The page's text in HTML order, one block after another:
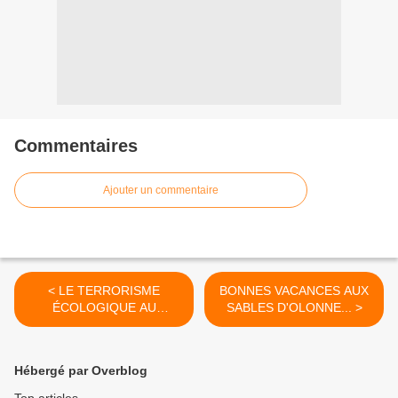
Commentaires
Ajouter un commentaire
< LE TERRORISME
ÉCOLOGIQUE AU
SERVICE DU POUVOIR
...suite
BONNES VACANCES AUX
SABLES D'OLONNE... >
Hébergé par Overblog